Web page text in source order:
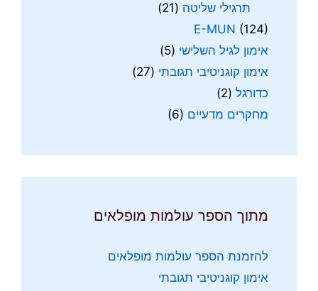
תרגילי שליטה (21)
E-MUN (124)
אימון לגיל השלישי (5)
אימון קוגניטיבי תגובתי (27)
כדורגל (2)
מחקרים מדעיים (6)
מתוך הספר עולמות מופלאים
להזמנת הספר עולמות מופלאים
אימון קוגניטיבי תגובתי